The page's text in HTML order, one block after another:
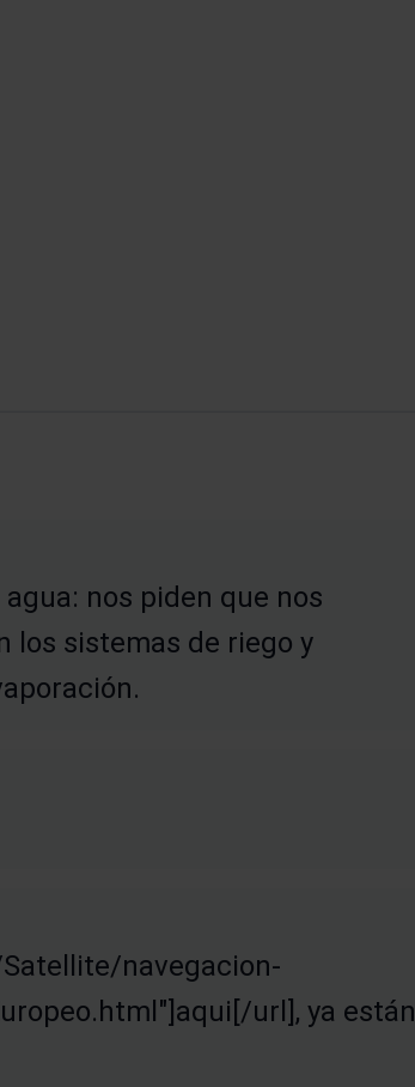
nos piden que nos
los sistemas de riego y
navegacion-
url], ya están